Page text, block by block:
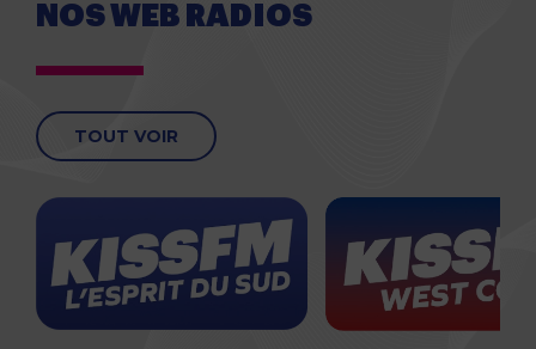
NOS WEB RADIOS
TOUT VOIR